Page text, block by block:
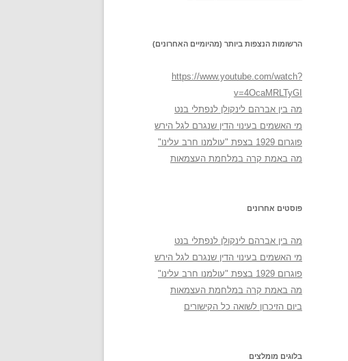
הרשומות הנצפות ביותר (מהיומיים האחרונים)
https://www.youtube.com/watch?
v=4OcaMRLTyGI
מה בין אברהם לינקולן לנפתלי בנט
מי האשמים בעינוי הדין שנגרם לגל הירש
פוגרום 1929 בצפת "עולמנו חרב עלינו"
מה באמת קרה במלחמת העצמאות
פוסטים אחרונים
מה בין אברהם לינקולן לנפתלי בנט
מי האשמים בעינוי הדין שנגרם לגל הירש
פוגרום 1929 בצפת "עולמנו חרב עלינו"
מה באמת קרה במלחמת העצמאות
ביום הזיכרון לשואה כל הקישורים
בלוגים מומלצים